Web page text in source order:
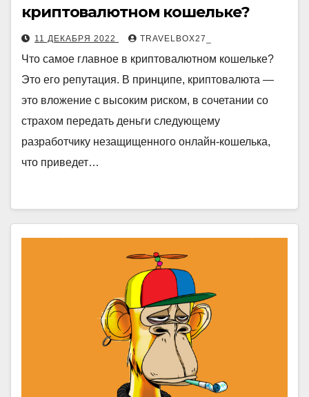
криптовалютном кошельке?
11 ДЕКАБРЯ 2022 TRAVELBOX27_
Что самое главное в криптовалютном кошельке?
Это его репутация. В принципе, криптовалюта —
это вложение с высоким риском, в сочетании со
страхом передать деньги следующему
разработчику незащищенного онлайн-кошелька,
что приведет…